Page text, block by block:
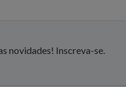
novidades! Inscreva-se.